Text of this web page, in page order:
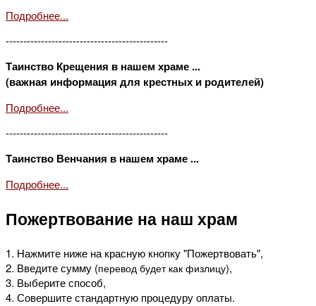
Подробнее...
----------------------------------------------
Таинство Крещения в нашем храме ...
(важная информация для крестных и родителей)
Подробнее...
----------------------------------------------
Таинство Венчания в нашем храме ...
Подробнее...
Пожертвование на наш храм
1. Нажмите ниже на красную кнопку "Пожертвовать",
2. Введите сумму (перевод будет как физлицу),
3. Выберите способ,
4. Совершите стандартную процедуру оплаты.